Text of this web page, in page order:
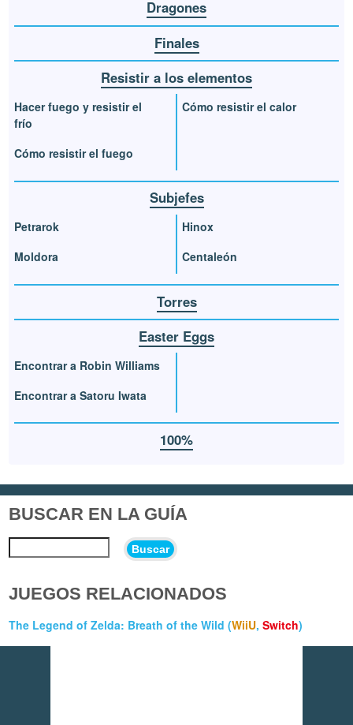
Dragones
Finales
Resistir a los elementos
Hacer fuego y resistir el
frío
Cómo resistir el fuego
Cómo resistir el calor
Subjefes
Petrarok
Moldora
Hinox
Centaleón
Torres
Easter Eggs
Encontrar a Robin Williams
Encontrar a Satoru Iwata
100%
BUSCAR EN LA GUÍA
Buscar
JUEGOS RELACIONADOS
The Legend of Zelda: Breath of the Wild (WiiU,Switch)